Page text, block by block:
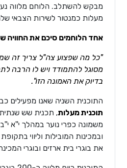
מבקש להשתלב. הלוחם מלווה
מעלות כמנטור לשירות הצבאי
אחד הלוחמים סיכם את החוויה
"כל מה שפצוע צה"ל צריך זה
מסוגל להתמודד ויש לו הרבה
בדיוק את האמונה הזו".
התוכנית השניה שאנו מפעילים
תוכנית מעלות, תכנית שש שנתית
משמונה כפרי נוער במהלך י''א
ובמכינות המובילות וליווי
את בוגרי בית ארזים ובוגרי